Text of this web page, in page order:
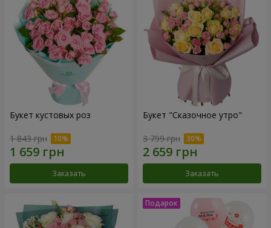
Букет кустовых роз
1 843 грн
Заказать
Букет "Сказочное утро"
3 799 грн
Заказать